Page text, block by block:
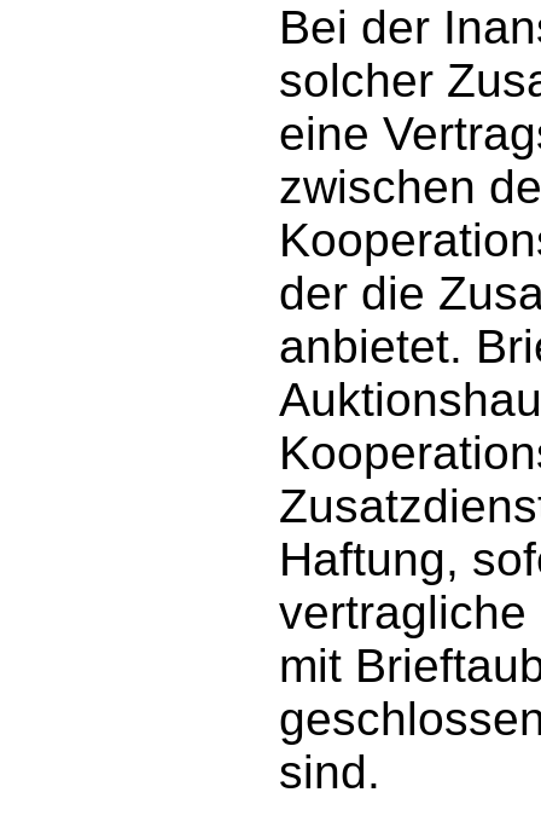
Bei der
solcher
eine
zwischen
der die
anbietet.
Haftung,
mit
sind.